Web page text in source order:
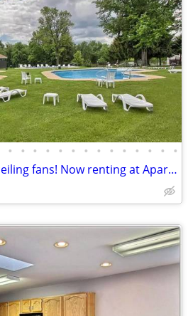
• • • • • • • • • • • • • •
Stay cool with in-unit ceiling fans! Now renting at Apartments at Wate